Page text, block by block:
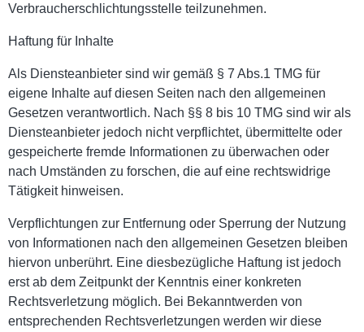
Verbraucherschlichtungsstelle teilzunehmen.
Haftung für Inhalte
Als Diensteanbieter sind wir gemäß § 7 Abs.1 TMG für
eigene Inhalte auf diesen Seiten nach den allgemeinen
Gesetzen verantwortlich. Nach §§ 8 bis 10 TMG sind wir als
Diensteanbieter jedoch nicht verpflichtet, übermittelte oder
gespeicherte fremde Informationen zu überwachen oder
nach Umständen zu forschen, die auf eine rechtswidrige
Tätigkeit hinweisen.
Verpflichtungen zur Entfernung oder Sperrung der Nutzung
von Informationen nach den allgemeinen Gesetzen bleiben
hiervon unberührt. Eine diesbezügliche Haftung ist jedoch
erst ab dem Zeitpunkt der Kenntnis einer konkreten
Rechtsverletzung möglich. Bei Bekanntwerden von
entsprechenden Rechtsverletzungen werden wir diese